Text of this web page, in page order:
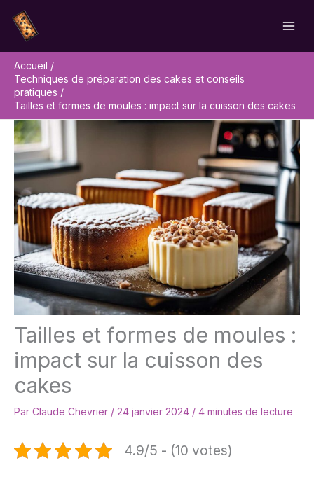
contenu
Accueil
Techniques de préparation des cakes et conseils
pratiques
Tailles et formes de moules : impact sur la cuisson des cakes
Tailles et formes de moules :
impact sur la cuisson des
cakes
Par Claude Chevrier / 24 janvier 2024 / 4 minutes de lecture
4.9/5 - (10 votes)
Rechercher